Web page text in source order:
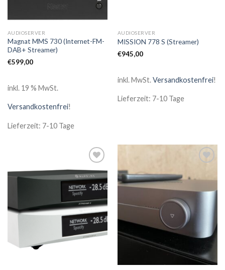
AUDIOSERVER
Magnat MMS 730 (Internet-FM-
DAB+ Streamer)
€599,00
inkl. 19 % MwSt.
Versandkostenfrei!
Lieferzeit: 7-10 Tage
AUDIOSERVER
MISSION 778 S (Streamer)
€945,00
inkl. MwSt.Versandkostenfrei!
Lieferzeit: 7-10 Tage
Zur
Wunschliste
Wunschliste